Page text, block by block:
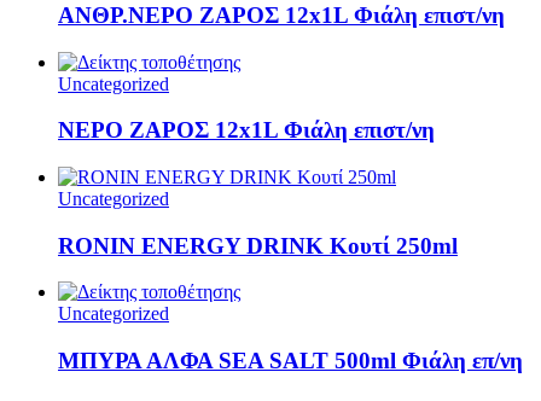
ΑΝΘΡ.ΝΕΡΟ ΖΑΡΟΣ 12x1L Φιάλη επιστ/νη
Uncategorized
ΝΕΡΟ ΖΑΡΟΣ 12x1L Φιάλη επιστ/νη
Uncategorized
RONIN ENERGY DRINK Κουτί 250ml
Uncategorized
ΜΠΥΡΑ ΑΛΦΑ SEA SALT 500ml Φιάλη επ/νη